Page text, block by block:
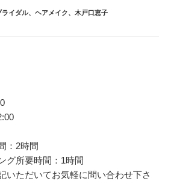
ライダル、 ヘアメイク、 木戸口恵子
：2時間
グ所要時間：1時間
いただいてお気軽に問い合わせ下さ